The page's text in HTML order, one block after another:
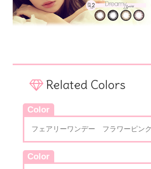
Related Colors
Color
フェアリーワンデー フラワーピンク
Color